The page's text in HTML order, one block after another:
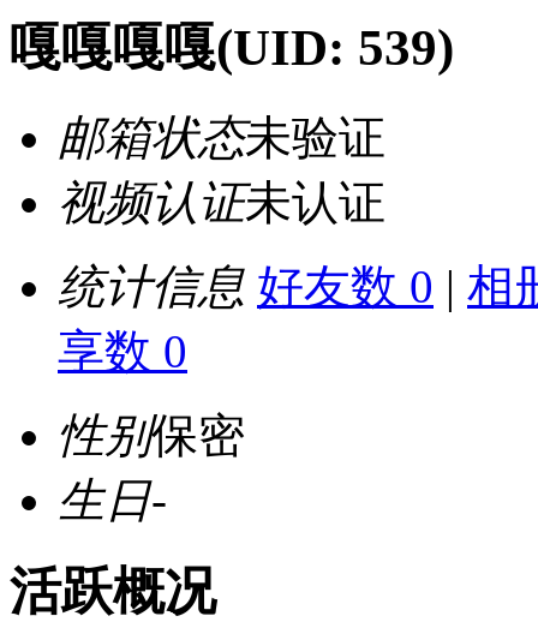
嘎嘎嘎嘎(UID: 539)
邮箱状态未验证
视频认证未认证
统计信息 好友数 0 | 相
享数 0
性别保密
生日-
活跃概况